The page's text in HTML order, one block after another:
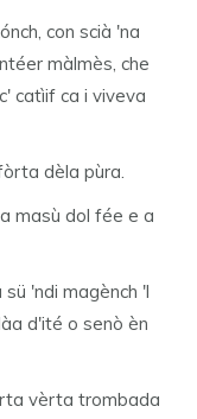
con scià 'na
màlmès, che
catìif ca i viveva
dèla pùra.
masù dol fée e a
'ndi magènch 'l
d'ité o senò èn
vèrta trombada